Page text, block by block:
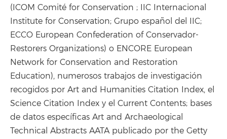
(ICOM Comité for Conservation ; IIC Internacional
Institute for Conservation; Grupo español del IIC;
ECCO European Confederation of Conservador-
Restorers Organizations) o ENCORE European
Network for Conservation and Restoration
Education), numerosos trabajos de investigación
recogidos por Art and Humanities Citation Index, el
Science Citation Index y el Current Contents; bases
de datos específicas Art and Archaeological
Technical Abstracts AATA publicado por the Getty